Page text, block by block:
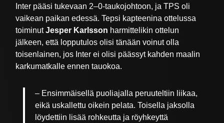
Inter pääsi tukevaan 2–0-taukojohtoon, ja TPS oli
vaikean paikan edessä. Tepsi kapteenina ottelussa
toiminutJesper Karlsson harmittelikin ottelun
jälkeen, että lopputulos olisi tänään voinut olla
toisenlainen, jos Inter ei olisi päässyt kahden maalin
karkumatkalle ennen tauokoa.
– Ensimmäisellä puoliajalla peruuteltiin liikaa,
eikä uskallettu oikein pelata. Toisella jaksolla
löydettiin lisää rohkeutta ja röyhkeyttä